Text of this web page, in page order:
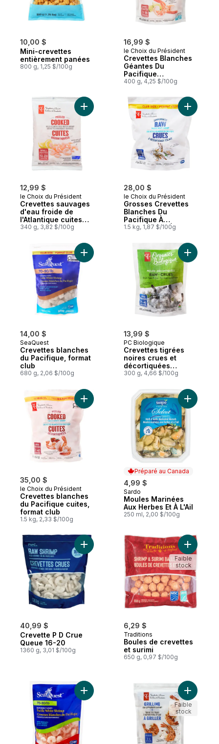
10,00 $
Mini-crevettes
entièrement panées
800 g, 1,25 $/100g
16,99 $
le Choix du Président
Crevettes Blanches
Géantes Du
Pacifique
D'Aquaculture
Et Décortiquées
400 g, 4,25 $/100g
12,99 $
le Choix du Président
Crevettes sauvages
d'eau froide de
l'Atlantique cuites
décortiquées
340 g, 3,82 $/100g
Ajouter Crevettes sauvages d'eau
28,00 $
le Choix du Président
Grosses Crevettes
Blanches Du
Pacifique À
Décorticage Éclair
1.5 kg, 1,87 $/100g
Ajouter
14,00 $
SeaQuest
Crevettes blanches
du Pacifique, format
club
680 g, 2,06 $/100g
Ajouter Crevettes blanches du Pacifique,
13,99 $
PC Biologique
Crevettes tigrées
noires crues et
décortiquées
biologiques
300 g, 4,66 $/100g
Ajouter
35,00 $
le Choix du Président
Crevettes blanches
du Pacifique cuites,
format club
1.5 kg, 2,33 $/100g
Ajouter Crevettes blanches du Pacifique
Préparé au Canada
4,99 $
Préparé au Canada
Sardo
Moules Marinées
Aux Herbes Et À L'Ail
250 ml, 2,00 $/100g
40,99 $
Crevette P D Crue
Queue 16-20
1360 g, 3,01 $/100g
Ajouter Crevette P D Crue Queue 16-20
6,29 $
Traditions
Boules de crevettes
et surimi
650 g, 0,97 $/100g
Ajouter
Faible
stock
Ajouter Crevettes cuites au panierAjouter
Faible
stock